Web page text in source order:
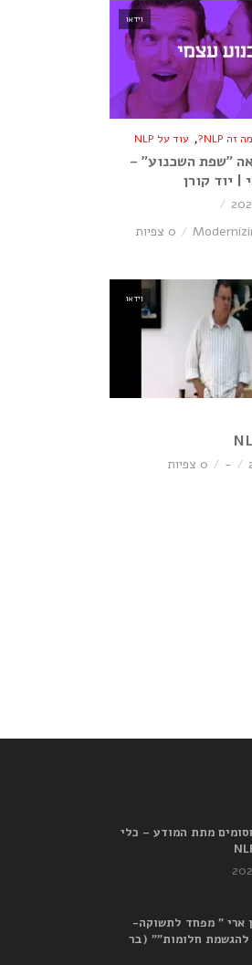
וידאו
מה זה NLP? , עוד על NLP
״שפת השכנוע״ –
| יוד קורן
0 צפיות
וידאו
- 0 צפיות
מתת המודע – כלי
ארי ” מפחד לתשוקה-
חלומות”” (בר